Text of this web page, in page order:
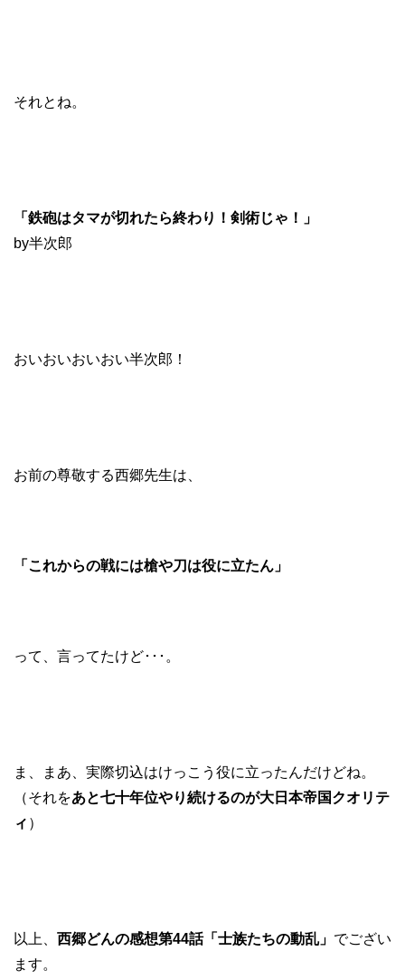
それとね。
「鉄砲はタマが切れたら終わり！剣術じゃ！」
by半次郎
おいおいおいおい半次郎！
お前の尊敬する西郷先生は、
「これからの戦には槍や刀は役に立たん」
って、言ってたけど･･･。
ま、まあ、実際切込はけっこう役に立ったんだけどね。
（それをあと七十年位やり続けるのが大日本帝国クオリテ
ィ ）
以上、 西郷どんの感想第44話「士族たちの動乱」 でござい
ます。